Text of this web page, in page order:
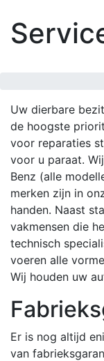
Uw dierbare
de hoogste
voor reparaties
voor u paraat.
Benz (alle
merken zijn in
handen. Naast
vakmensen die
technisch
voeren alle
Wij houden uw
Er is nog altijd
van